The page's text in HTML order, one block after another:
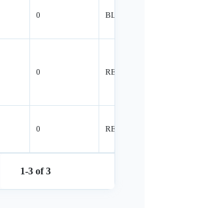
0 BLKBG
0 REEL
0 REEL
1-3 of 3